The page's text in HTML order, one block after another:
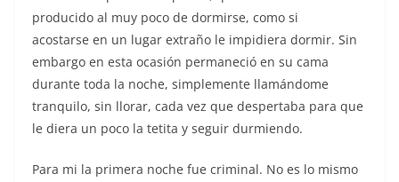
producido al muy poco de dormirse, como si
acostarse en un lugar extraño le impidiera dormir. Sin
embargo en esta ocasión permaneció en su cama
durante toda la noche, simplemente llamándome
tranquilo, sin llorar, cada vez que despertaba para que
le diera un poco la tetita y seguir durmiendo.
Para mi la primera noche fue criminal. No es lo mismo